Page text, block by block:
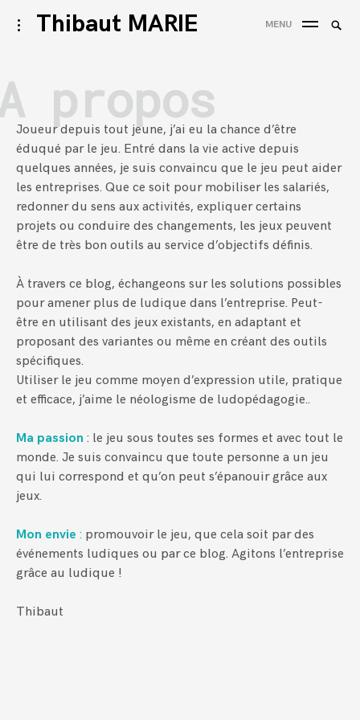
Accéder
au
Thibaut MARIE
activer/désactiver
barre
latérale
MENU
propos
Joueur depuis tout jeune, j’ai eu la chance d’être
éduqué par le jeu. Entré dans la vie active depuis
quelques années, je suis convaincu que le jeu peut aider
les entreprises. Que ce soit pour mobiliser les salariés,
redonner du sens aux activités, expliquer certains
projets ou conduire des changements, les jeux peuvent
être de très bon outils au service d’objectifs définis.
À travers ce blog, échangeons sur les solutions possibles
pour amener plus de ludique dans l’entreprise. Peut-
être en utilisant des jeux existants, en adaptant et
proposant des variantes ou même en créant des outils
spécifiques.
Utiliser le jeu comme moyen d’expression utile, pratique
et efficace, j’aime le néologisme de ludopédagogie..
Ma passion : le jeu sous toutes ses formes et avec tout le
monde. Je suis convaincu que toute personne a un jeu
qui lui correspond et qu’on peut s’épanouir grâce aux
jeux.
Mon envie : promouvoir le jeu, que cela soit par des
événements ludiques ou par ce blog. Agitons l’entreprise
grâce au ludique !
Thibaut